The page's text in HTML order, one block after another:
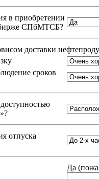
в приобретении
бирже СПбМТСБ?
доставки
сроков
?
отпуска
Да (